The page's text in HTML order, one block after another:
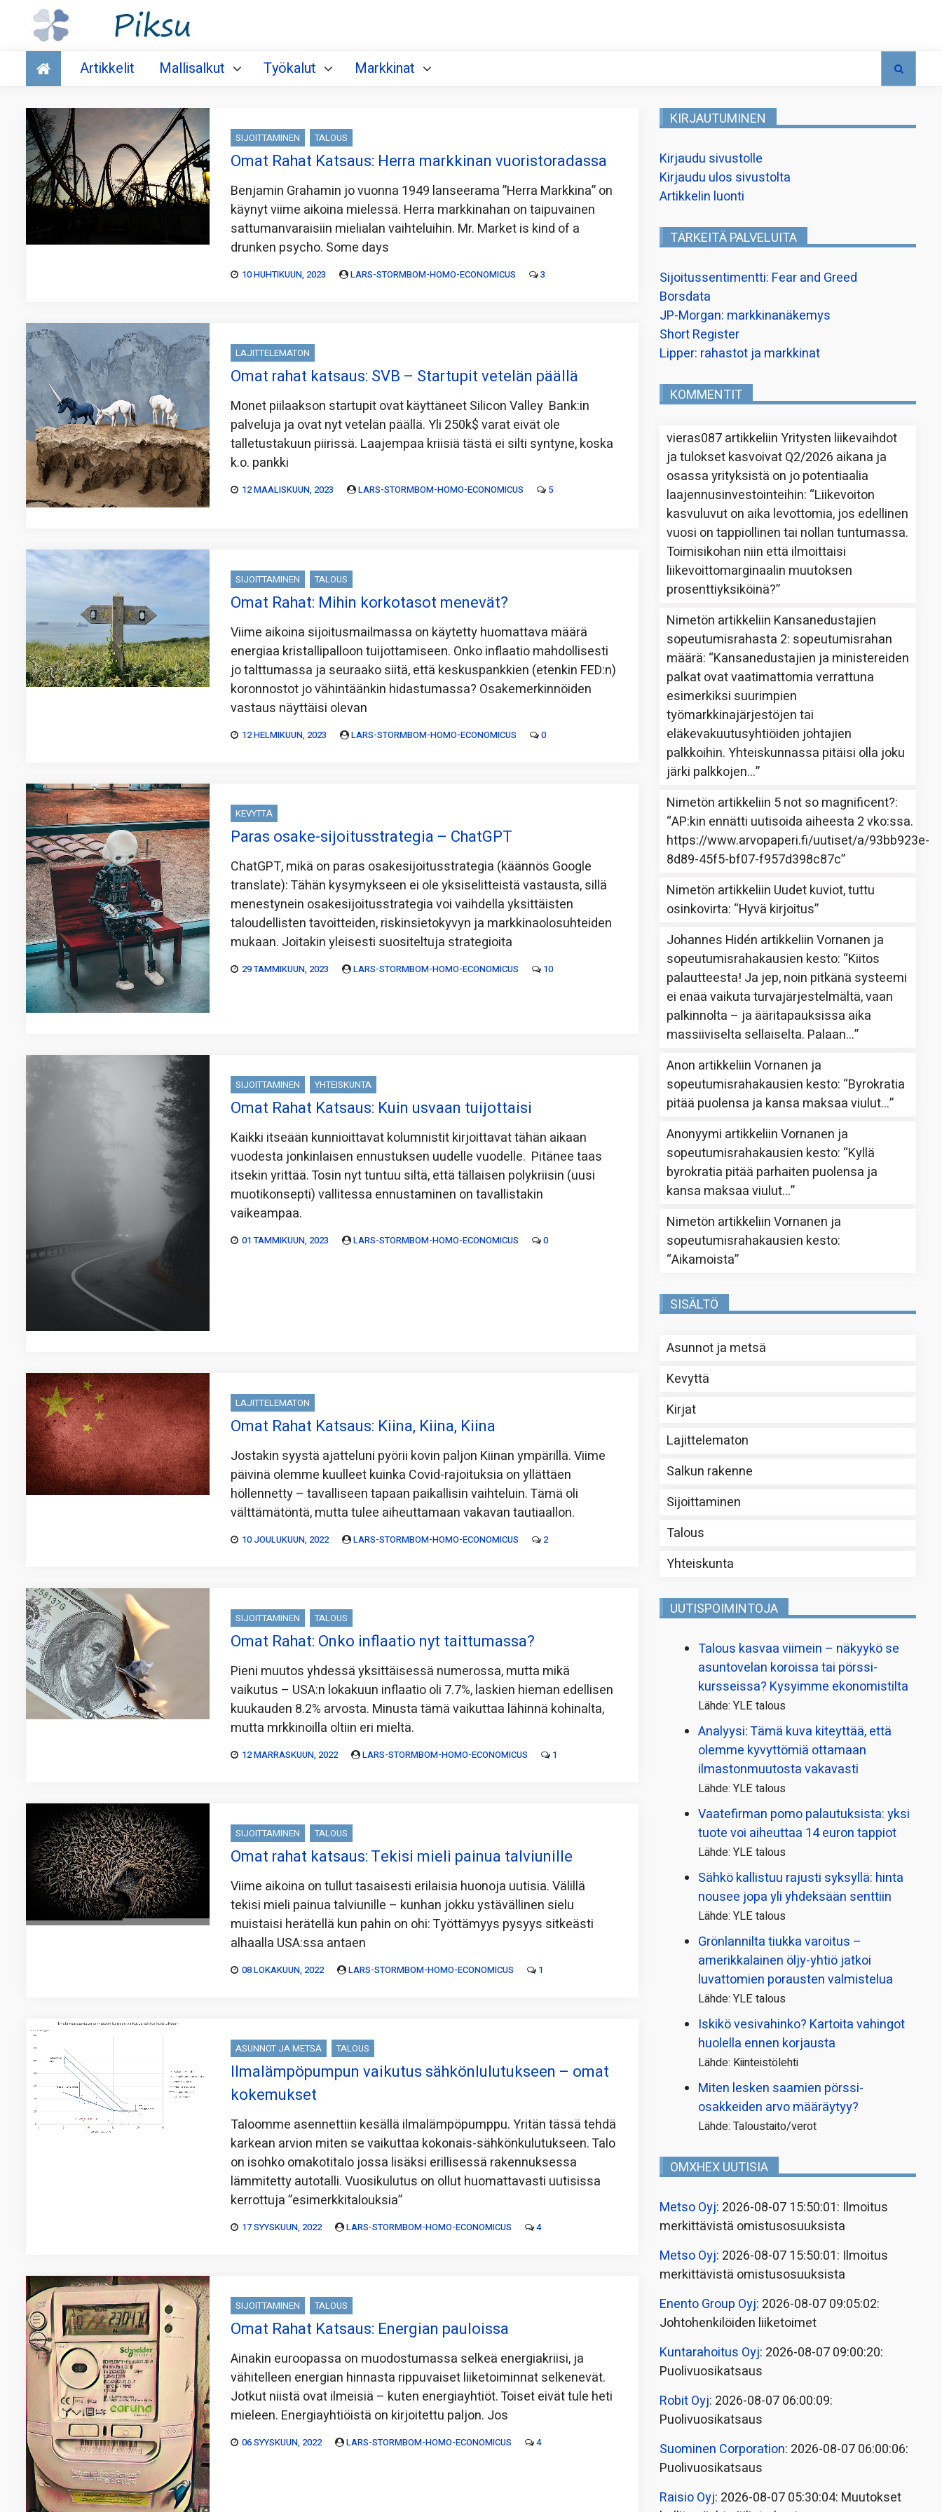
Talous
Artikkelit Mallisalkut Työkalut Markkinat
SIJOITTAMINEN TALOUS
Omat Rahat Katsaus: Herra markkinan vuoristoradassa
Benjamin Grahamin jo vuonna 1949 lanseerama ”Herra Markkina” on
käynyt viime aikoina mielessä. Herra markkinahan on taipuvainen
sattumanvaraisiin mielialan vaihteluihin. Mr. Market is kind of a
drunken psycho. Some days
10 HUHTIKUUN, 2023 LARS-STORMBOM-HOMO-ECONOMICUS 3
LAJITTELEMATON
Omat rahat katsaus: SVB – Startupit vetelän päällä
Monet piilaakson startupit ovat käyttäneet Silicon Valley Bank:in
palveluja ja ovat nyt vetelän päällä. Yli 250k$ varat eivät ole
talletustakuun piirissä. Laajempaa kriisiä tästä ei silti syntyne, koska
k.o. pankki
12 MAALISKUUN, 2023 LARS-STORMBOM-HOMO-ECONOMICUS 5
SIJOITTAMINEN TALOUS
Omat Rahat: Mihin korkotasot menevät?
Viime aikoina sijoitusmailmassa on käytetty huomattava määrä
energiaa kristallipalloon tuijottamiseen. Onko inflaatio mahdollisesti
jo talttumassa ja seuraako siitä, että keskuspankkien (etenkin FED:n)
koronnostot jo vähintäänkin hidastumassa? Osakemerkinnöiden
vastaus näyttäisi olevan
12 HELMIKUUN, 2023 LARS-STORMBOM-HOMO-ECONOMICUS 0
KEVYTTÄ
Paras osake-sijoitusstrategia – ChatGPT
ChatGPT, mikä on paras osakesijoitusstrategia (käännös Google
translate): Tähän kysymykseen ei ole yksiselitteistä vastausta, sillä
menestynein osakesijoitusstrategia voi vaihdella yksittäisten
taloudellisten tavoitteiden, riskinsietokyvyn ja markkinaolosuhteiden
mukaan. Joitakin yleisesti suositeltuja strategioita
29 TAMMIKUUN, 2023 LARS-STORMBOM-HOMO-ECONOMICUS 10
SIJOITTAMINEN YHTEISKUNTA
Omat Rahat Katsaus: Kuin usvaan tuijottaisi
Kaikki itseään kunnioittavat kolumnistit kirjoittavat tähän aikaan
vuodesta jonkinlaisen ennustuksen uudelle vuodelle. Pitänee taas
itsekin yrittää. Tosin nyt tuntuu siltä, että tällaisen polykriisin (uusi
muotikonsepti) vallitessa ennustaminen on tavallistakin
vaikeampaa.
01 TAMMIKUUN, 2023 LARS-STORMBOM-HOMO-ECONOMICUS 0
LAJITTELEMATON
Omat Rahat Katsaus: Kiina, Kiina, Kiina
Jostakin syystä ajatteluni pyörii kovin paljon Kiinan ympärillä. Viime
päivinä olemme kuulleet kuinka Covid-rajoituksia on yllättäen
höllennetty – tavalliseen tapaan paikallisin vaihteluin. Tämä oli
välttämätöntä, mutta tulee aiheuttamaan vakavan tautiaallon.
10 JOULUKUUN, 2022 LARS-STORMBOM-HOMO-ECONOMICUS 2
SIJOITTAMINEN TALOUS
Omat Rahat: Onko inflaatio nyt taittumassa?
Pieni muutos yhdessä yksittäisessä numerossa, mutta mikä
vaikutus – USA:n lokakuun inflaatio oli 7.7%, laskien hieman edellisen
kuukauden 8.2% arvosta. Minusta tämä vaikuttaa lähinnä kohinalta,
mutta mrkkinoilla oltiin eri mieltä.
12 MARRASKUUN, 2022 LARS-STORMBOM-HOMO-ECONOMICUS 1
SIJOITTAMINEN TALOUS
Omat rahat katsaus: Tekisi mieli painua talviunille
Viime aikoina on tullut tasaisesti erilaisia huonoja uutisia. Välillä
tekisi mieli painua talviunille – kunhan jokku ystävällinen sielu
muistaisi herätellä kun pahin on ohi: Työttämyys pysyys sitkeästi
alhaalla USA:ssa antaen
08 LOKAKUUN, 2022 LARS-STORMBOM-HOMO-ECONOMICUS 1
ASUNNOT JA METSÄ TALOUS
Ilmalämpöpumpun vaikutus sähkönlulutukseen – omat
kokemukset
Taloomme asennettiin kesällä ilmalämpöpumppu. Yritän tässä tehdä
karkean arvion miten se vaikuttaa kokonais-sähkönkulutukseen. Talo
on isohko omakotitalo jossa lisäksi erillisessä rakennuksessa
lämmitetty autotalli. Vuosikulutus on ollut huomattavasti uutisissa
kerrottuja ”esimerkkitalouksia”
17 SYYSKUUN, 2022 LARS-STORMBOM-HOMO-ECONOMICUS 4
SIJOITTAMINEN TALOUS
Omat Rahat Katsaus: Energian pauloissa
Ainakin euroopassa on muodostumassa selkeä energiakriisi, ja
vähitelleen energian hinnasta rippuvaiset liiketoiminnat selkenevät.
Jotkut niistä ovat ilmeisiä – kuten energiayhtiöt. Toiset eivät tule heti
mieleen. Energiayhtiöistä on kirjoitettu paljon. Jos
06 SYYSKUUN, 2022 LARS-STORMBOM-HOMO-ECONOMICUS 4
KIRJAUTUMINEN
Kirjaudu sivustolle
Kirjaudu ulos sivustolta
Artikkelin luonti
TÄRKEITÄ PALVELUITA
Sijoitussentimentti: Fear and Greed
Borsdata
JP-Morgan: markkinanäkemys
Short Register
Lipper: rahastot ja markkinat
KOMMENTIT
vieras087artikkeliinYritysten liikevaihdot
ja tulokset kasvoivat Q2/2026 aikana ja
osassa yrityksistä on jo potentiaalia
laajennusinvestointeihin: “Liikevoiton
kasvuluvut on aika levottomia, jos edellinen
vuosi on tappiollinen tai nollan tuntumassa.
Toimisikohan niin että ilmoittaisi
liikevoittomarginaalin muutoksen
prosenttiyksiköinä?”
Nimetön artikkeliin Kansanedustajien
sopeutumisrahasta 2: sopeutumisrahan
määrä: “Kansanedustajien ja ministereiden
palkat ovat vaatimattomia verrattuna
esimerkiksi suurimpien
työmarkkinajärjestöjen tai
eläkevakuutusyhtiöiden johtajien
palkkoihin. Yhteiskunnassa pitäisi olla joku
järki palkkojen…”
Nimetön artikkeliin 5 not so magnificent?:
“AP:kin ennätti uutisoida aiheesta 2 vko:ssa.
https://www.arvopaperi.fi/uutiset/a/93bb923e-
8d89-45f5-bf07-f957d398c87c”
Nimetön artikkeliin Uudet kuviot, tuttu
osinkovirta: “Hyvä kirjoitus”
Johannes Hidén artikkeliinVornanen ja
sopeutumisrahakausien kesto: “Kiitos
palautteesta! Ja jep, noin pitkänä systeemi
ei enää vaikuta turvajärjestelmältä, vaan
palkinnolta – ja ääritapauksissa aika
massiiviselta sellaiselta. Palaan…”
Anon artikkeliinVornanen ja
sopeutumisrahakausien kesto: “Byrokratia
pitää puolensa ja kansa maksaa viulut…”
Anonyymi artikkeliinVornanen ja
sopeutumisrahakausien kesto: “Kyllä
byrokratia pitää parhaiten puolensa ja
kansa maksaa viulut…”
Nimetön artikkeliinVornanen ja
sopeutumisrahakausien kesto:
“Aikamoista”
SISÄLTÖ
Asunnot ja metsä
Kevyttä
Kirjat
Lajittelematon
Salkun rakenne
Sijoittaminen
Talous
Yhteiskunta
UUTISPOIMINTOJA
Talous kasvaa viimein – näkyykö se
asuntovelan koroissa tai pörssi­
kursseissa? Kysyimme ekonomistilta
Lähde: YLE talous
Analyysi: Tämä kuva kiteyttää, että
olemme kyvyttömiä ottamaan
ilmaston­muutosta vakavasti
Lähde: YLE talous
Vaatefirman pomo palautuksista: yksi
tuote voi aiheuttaa 14 euron tappiot
Lähde: YLE talous
Sähkö kallistuu rajusti syksyllä: hinta
nousee jopa yli yhdeksään senttiin
Lähde: YLE talous
Grönlannilta tiukka varoitus –
amerikkalainen öljy-yhtiö jatkoi
luvattomien porausten valmistelua
Lähde: YLE talous
Iskikö vesivahinko? Kartoita vahingot
huolella ennen korjausta
Lähde: Kiinteistölehti
Miten lesken saamien pörssi­
osakkeiden arvo määräytyy?
Lähde: Taloustaito/verot
OMXHEX UUTISIA
Metso Oyj: 2026-08-07 15:50:01: Ilmoitus
merkittävistä omistusosuuksista
Metso Oyj: 2026-08-07 15:50:01: Ilmoitus
merkittävistä omistusosuuksista
Enento Group Oyj: 2026-08-07 09:05:02:
Johtohenkilöiden liiketoimet
Kuntarahoitus Oyj: 2026-08-07 09:00:20:
Puolivuosikatsaus
Robit Oyj: 2026-08-07 06:00:09:
Puolivuosikatsaus
Suominen Corporation: 2026-08-07 06:00:06:
Puolivuosikatsaus
Raisio Oyj: 2026-08-07 05:30:04: Muutokset